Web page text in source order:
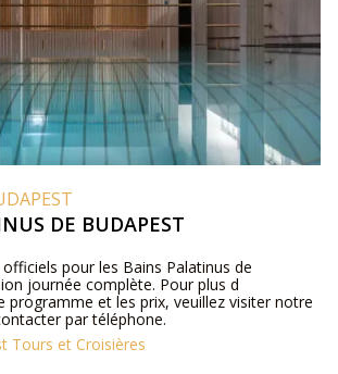
DE BUDAPEST
pour les Bains Palatinus de
journée complète. Pour plus d
programme et les prix, veuillez visiter notre
par téléphone.
Tours et Croisières